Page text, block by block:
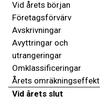
Vid årets början
Företagsförvärv
Avskrivningar
Avyttringar och
utrangeringar
Omklassificeringar
Årets omräkningseffekt
Vid årets slut